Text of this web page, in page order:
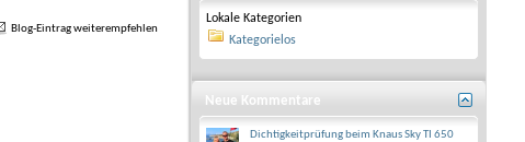
Blog-Eintrag weiterempfehlen
Lokale Kategorien
Kategorielos
Neue Kommentare
Dichtigkeitprüfung beim Knaus Sky TI 650